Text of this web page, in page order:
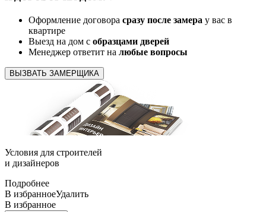
Оформление договора сразу после замера у вас в
квартире
Выезд на дом с образцами дверей
Менеджер ответит на любые вопросы
ВЫЗВАТЬ ЗАМЕРЩИКА
Условия для строителей
и дизайнеров
Подробнее
В избранноеУдалить
В избранное